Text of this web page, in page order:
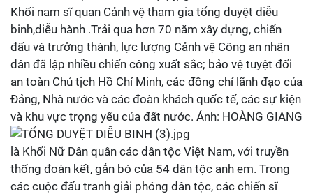
Khối nam sĩ quan Cảnh vệ tham gia tổng duyệt diễu
binh,diễu hành .Trải qua hơn 70 năm xây dựng, chiến
đấu và trưởng thành, lực lượng Cảnh vệ Công an nhân
dân đã lập nhiều chiến công xuất sắc; bảo vệ tuyệt đối
an toàn Chủ tịch Hồ Chí Minh, các đồng chí lãnh đạo của
Đảng, Nhà nước và các đoàn khách quốc tế, các sự kiện
và khu vực trọng yếu của đất nước. Ảnh: HOÀNG GIANG
là Khối Nữ Dân quân các dân tộc Việt Nam, với truyền
thống đoàn kết, gắn bó của 54 dân tộc anh em. Trong
các cuộc đấu tranh giải phóng dân tộc, các chiến sĩ